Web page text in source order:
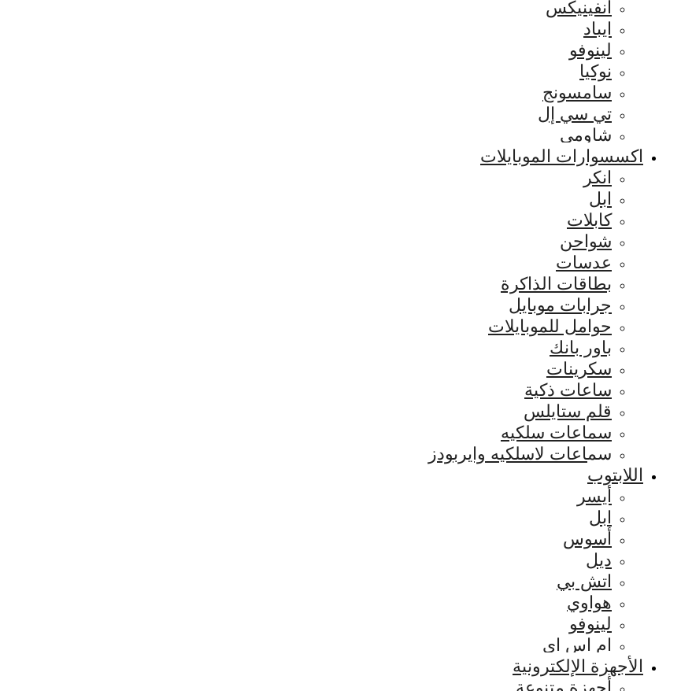
انفينيكس
ايباد
لينوفو
نوكيا
سامسونج
تي سي إل
شاومي
اكسسوارات الموبايلات
انكر
ابل
كابلات
شواحن
عدسات
بطاقات الذاكرة
جرابات موبايل
حوامل للموبايلات
باور بانك
سكرينات
ساعات ذكية
قلم ستايلس
سماعات سلكيه
سماعات لاسلكيه وايربودز
اللابتوب
أيسر
ابل
أسوس
ديل
اتش بي
هواوي
لينوفو
ام اس اي
الأجهزة الإلكترونية